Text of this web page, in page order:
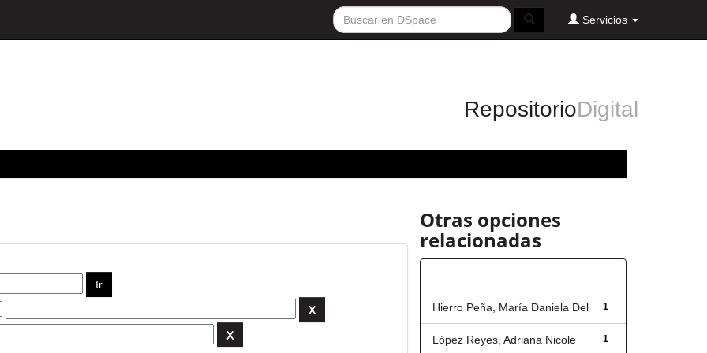
Servicios
RepositorioDigital
Otras opciones
relacionadas
1
Hierro Peña, María Daniela Del
1
López Reyes, Adriana Nicole